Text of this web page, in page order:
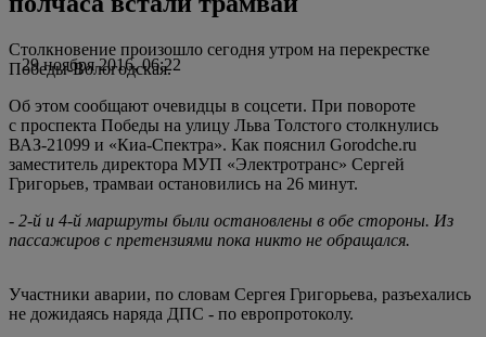
29 ноября 2016, 06:22
Столкновение произошло сегодня утром на перекрестке
Победы-Вологодская.
Об этом сообщают очевидцы в соцсети. При повороте
с проспекта Победы на улицу Льва Толстого столкнулись
ВАЗ-21099 и «Киа-Спектра». Как пояснил Gorodche.ru
заместитель директора МУП «Электротранс» Сергей
Григорьев, трамваи остановились на 26 минут.
- 2-й и 4-й маршруты были остановлены в обе стороны. Из
пассажиров с претензиями пока никто не обращался.
Участники аварии, по словам Сергея Григорьева, разъехались
не дожидаясь наряда ДПС - по европротоколу.